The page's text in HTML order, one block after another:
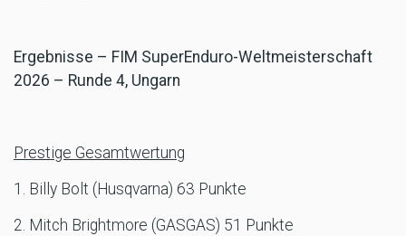
Ergebnisse – FIM SuperEnduro-Weltmeisterschaft
2026 – Runde 4, Ungarn
Prestige Gesamtwertung
1. Billy Bolt (Husqvarna) 63 Punkte
2. Mitch Brightmore (GASGAS) 51 Punkte